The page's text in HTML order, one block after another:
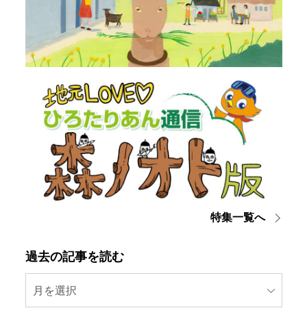
特集一覧へ
過去の記事を読む
月を選択